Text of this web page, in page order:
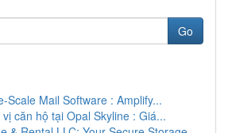
Go
Scale Mail Software : Amplify...
căn hộ tại Opal Skyline : Giá...